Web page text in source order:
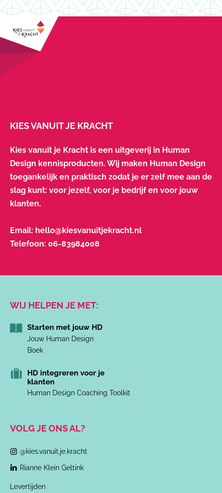
KIES VANUIT JE KRACHT
Kies vanuit je Kracht is een uitgeverij in Human
Design kennisproducten. Wij maken Human Design
toegankelijk en praktisch zodat je er zelf mee aan de
slag kunt: voor jezelf, voor je bedrijf en voor jouw
klanten.
Email: hello@kiesvanuitjekracht.nl
Telefoon: 06-83984008
WIJ HELPEN JE MET:
Starten met jouw HD
Jouw Human Design
Boek
HD integreren voor je
klanten
Human Design Coaching Toolkit
VOLG JE ONS AL?
@kies.vanuit.je.kracht
Rianne Klein Geltink
Levertijden